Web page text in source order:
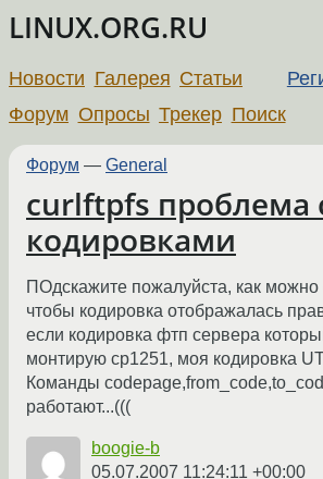
LINUX.ORG.RU
Новости Галерея Статьи
Форум Опросы Трекер Поиск
Форум — General
curlftpfs проблема
кодировками
ПОдскажите пожалуйста, как можно
чтобы кодировка отображалась
если кодировка фтп сервера
монтирую cp1251, моя кодировка
Команды
работают...(((
boogie-b
05.07.2007 11:24:11 +00:00